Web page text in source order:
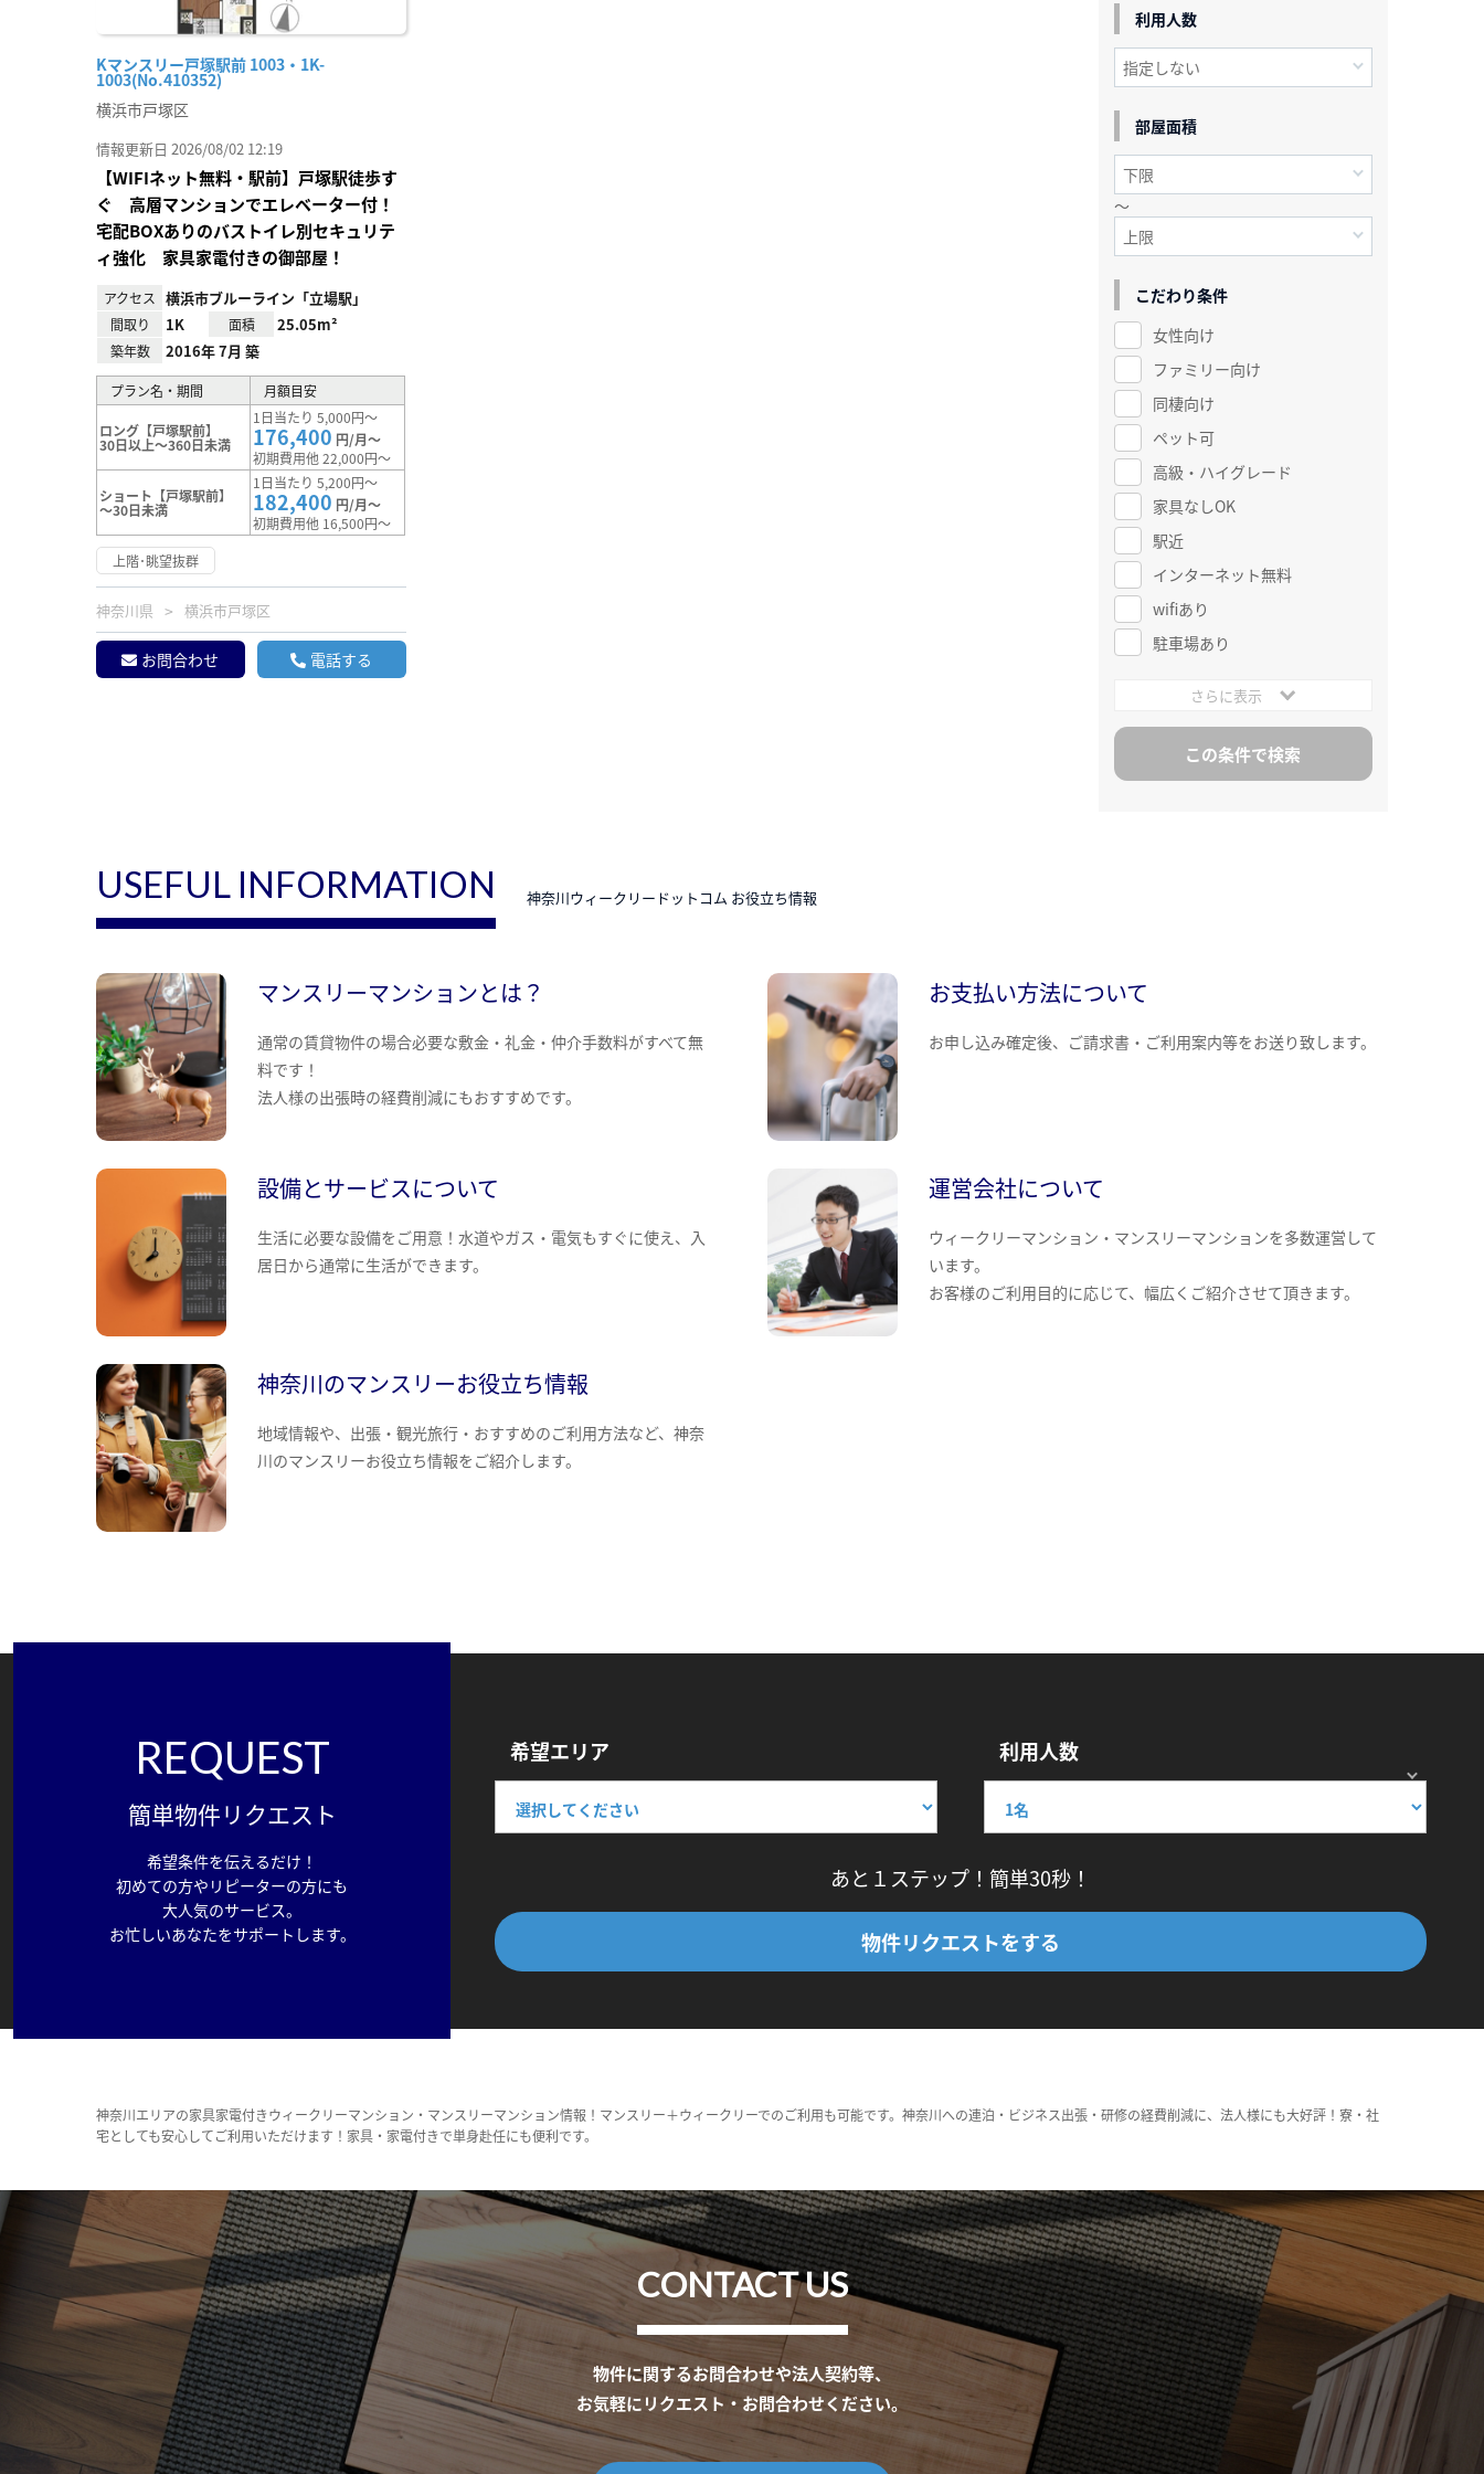
Kマンスリー戸塚駅前 1003・1K-
1003(No.410352)
横浜市戸塚区
情報更新日 2026/08/02 12:19
【WIFIネット無料・駅前】戸塚駅徒歩す
ぐ 高層マンションでエレベーター付！
宅配BOXありのバストイレ別セキュリテ
ィ強化 家具家電付きの御部屋！
アクセス 横浜市ブルーライン「立場駅」
間取り 1K 面積 25.05m²
築年数 2016年 7月 築
プラン名・期間 月額目安
ロング【戸塚駅前】
30日以上～360日未満
1日当たり 5,000円～
176,400 円/月～
初期費用他 22,000円～
ショート【戸塚駅前】
～30日未満
1日当たり 5,200円～
182,400 円/月～
初期費用他 16,500円～
上階･眺望抜群
神奈川県 横浜市戸塚区
お問合わせ 電話する
利用人数
部屋面積
～
こだわり条件
女性向け
ファミリー向け
同棲向け
ペット可
高級・ハイグレード
家具なしOK
駅近
インターネット無料
wifiあり
駐車場あり
さらに表示
USEFUL INFORMATION 神奈川ウィークリードットコム お役立ち情報
マンスリーマンションとは？
通常の賃貸物件の場合必要な敷金・礼金・仲介手数料がすべて無
料です！
法人様の出張時の経費削減にもおすすめです。
お支払い方法について
お申し込み確定後、ご請求書・ご利用案内等をお送り致します。
設備とサービスについて
生活に必要な設備をご用意！水道やガス・電気もすぐに使え、入
居日から通常に生活ができます。
運営会社について
ウィークリーマンション・マンスリーマンションを多数運営して
います。
お客様のご利用目的に応じて、幅広くご紹介させて頂きます。
神奈川のマンスリーお役立ち情報
地域情報や、出張・観光旅行・おすすめのご利用方法など、神奈
川のマンスリーお役立ち情報をご紹介します。
REQUEST
簡単物件リクエスト
希望条件を伝えるだけ！
初めての方やリピーターの方にも
大人気のサービス。
お忙しいあなたをサポートします。
希望エリア 利用人数
あと１ステップ！簡単30秒！
物件リクエストをする
神奈川エリアの家具家電付きウィークリーマンション・マンスリーマンション情報！マンスリー＋ウィークリーでのご利用も可能です。神奈川への連泊・ビジネス出張・研修の経費削減に、法人様にも大好評！寮・社
宅としても安心してご利用いただけます！家具・家電付きで単身赴任にも便利です。
CONTACT US
物件に関するお問合わせや法人契約等、
お気軽にリクエスト・お問合わせください。